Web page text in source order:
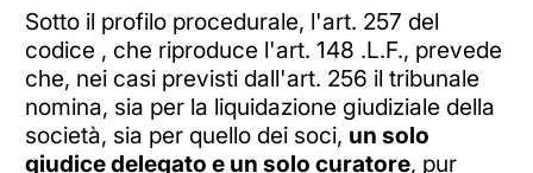
Sotto il profilo procedurale, l'art. 257 del
codice , che riproduce l'art. 148 .L.F., prevede
che, nei casi previsti dall'art. 256 il tribunale
nomina, sia per la liquidazione giudiziale della
società, sia per quello dei soci, un solo
giudice delegato e un solo curatore, pur